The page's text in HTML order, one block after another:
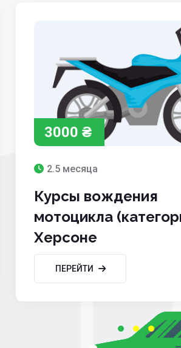
3000 ₴
2.5 месяца
Курсы вождения
мотоцикла
Херсоне
ПЕРЕЙТИ